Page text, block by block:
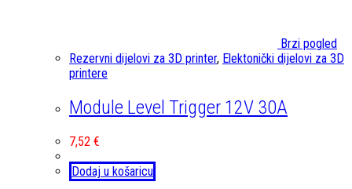
Brzi pogled
Rezervni dijelovi za 3D printer, Elektonički dijelovi za 3D
printere
Module Level Trigger 12V 30A
7,52 €
Dodaj u košaricu